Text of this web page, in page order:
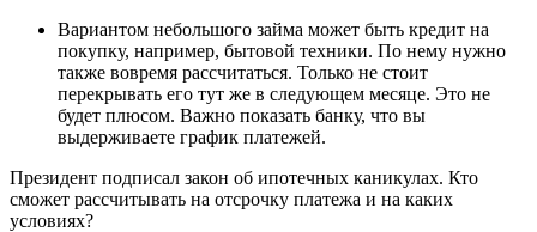
Вариантом небольшого займа может быть кредит на
покупку, например, бытовой техники. По нему нужно
также вовремя рассчитаться. Только не стоит
перекрывать его тут же в следующем месяце. Это не
будет плюсом. Важно показать банку, что вы
выдерживаете график платежей.
Президент подписал закон об ипотечных каникулах. Кто
сможет рассчитывать на отсрочку платежа и на каких
условиях?